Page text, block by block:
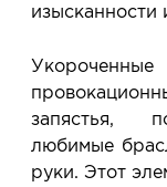
изысканности
запястья,
любимые
руки. Этот